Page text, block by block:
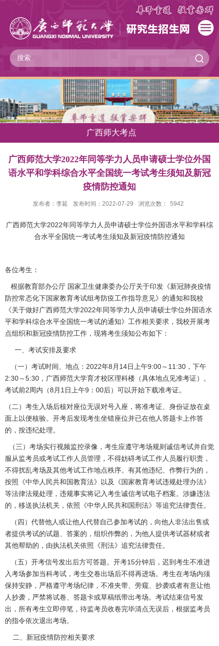
广西师大考点
​广西师范大学2022年同等学力人员申请硕士学位外国
语水平和学科综合水平全国统一考试考生须知及新冠
疫情防控通知
发布者：李延 发布时间：2022-07-29 浏览次数： 5942
广西师范大学2022年同等学力人员申请硕士学位外国语水平和学科综
合水平全国统一考试考生须知及新冠疫情防控通知
各位考生：
根据教育部办公厅 国家卫生健康委办公厅关于印发《新冠肺炎疫情
防控常态化下国家教育考试组考防疫工作指导意见》的通知和我校
《关于做好广西师范大学2022年同等学力人员申请硕士学位外国语水
平和学科综合水平全国统一考试的通知》工作相关要求，我校开展考
点组织和新冠疫情防控工作，现将考生须知公布如下：
一、考试安排及要求
（一）考试时间、地点：2022年8月14日上午9:00～11:30，下午
2:30～5:30，广西师范大学育才校区理科楼（具体地点见准考证）。
考试前2周内（8月1日上午9：00后）可以开始下载准考证。
（二）考生入场后核对座位无误对号入座，将准考证、身份证放在桌
面上以便核验。开考后发现考生坐错座位并已在他人答题卡上作答
的，按违纪处理。
（三）考场实行视频监控录像，考生应遵守考场规则诚信考试并自觉
服从监考员或考试工作人员管理，不得妨碍考试工作人员履行职责，
不得扰乱考场及其他考试工作地点秩序。有其他违纪、作弊行为的，
按照《中华人民共和国教育法》以及《国家教育考试违规处理办法》
等法律法规处理，违规事实将记入考生诚信考试电子档案。涉嫌违法
的，移送执法机关，依照《中华人民共和国刑法》等追究法律责任。
（四）代替他人或让他人代替自己参加考试的，向他人非法出售或
者提供考试的试题、答案的，组织作弊的，为他人提供考试器材或者
其他帮助的，由执法机关依照《刑法》追究法律责任。
（五）开考信号发出后方可答题。开考15分钟后，迟到考生不准进
入考场参加当科考试，考生交卷出场后不得再进场。考生在考场内须
保持安静，严格遵守考场纪律，不准夹带、旁窥、抄袭或者有意让他
人抄袭，严禁将试卷、答题卡或草稿纸带出考场。考试结束信号发
出，所有考生立即停笔，待监考员收卷完毕清点无误后，根据监考员
的指令依次退出考场。
二、新冠疫情防控相关要求